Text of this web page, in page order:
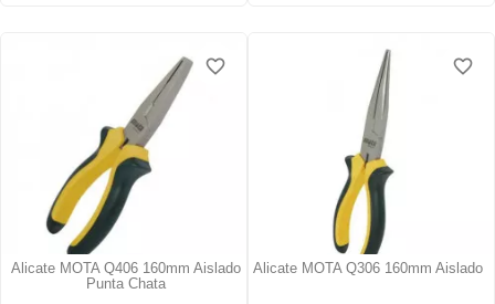
Alicate MOTA Q406 160mm Aislado
Punta Chata
favorite_border
favorite_border
Alicate MOTA Q306 160mm Aislado
favorite_border
favorite_border